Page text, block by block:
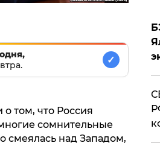
✓
о том, что Россия
сомнительные
смеялась над Западом,